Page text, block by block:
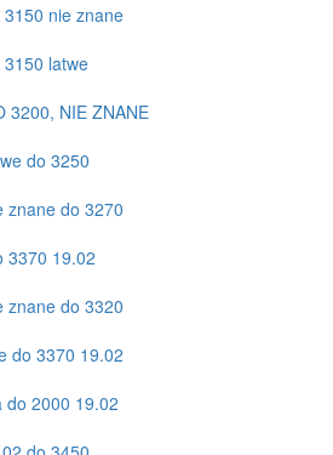
nie znane
latwe
3200, NIE ZNANE
do 3250
znane do 3270
3370 19.02
znane do 3320
do 3370 19.02
do 2000 19.02